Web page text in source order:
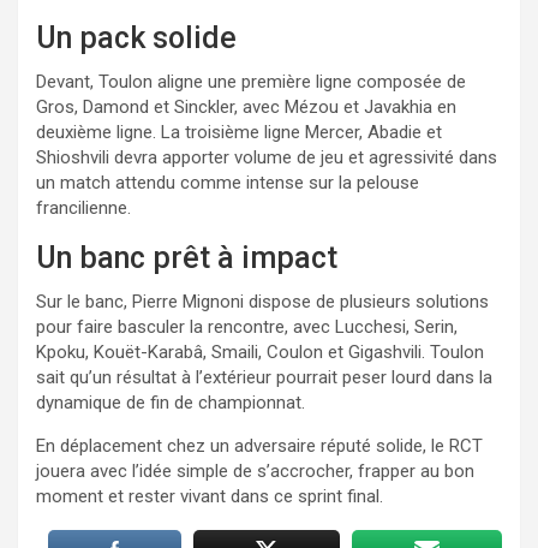
Un pack solide
Devant, Toulon aligne une première ligne composée de
Gros, Damond et Sinckler, avec Mézou et Javakhia en
deuxième ligne. La troisième ligne Mercer, Abadie et
Shioshvili devra apporter volume de jeu et agressivité dans
un match attendu comme intense sur la pelouse
francilienne.
Un banc prêt à impact
Sur le banc, Pierre Mignoni dispose de plusieurs solutions
pour faire basculer la rencontre, avec Lucchesi, Serin,
Kpoku, Kouët-Karabâ, Smaili, Coulon et Gigashvili. Toulon
sait qu’un résultat à l’extérieur pourrait peser lourd dans la
dynamique de fin de championnat.
En déplacement chez un adversaire réputé solide, le RCT
jouera avec l’idée simple de s’accrocher, frapper au bon
moment et rester vivant dans ce sprint final.